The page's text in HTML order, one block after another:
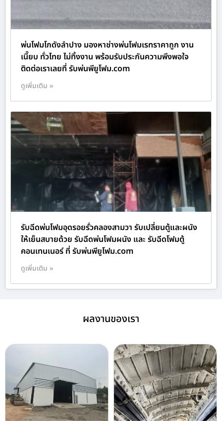
พ่นโฟมโกดังลำปาง มองหาช่างพ่นโฟมเรทราคาถูก งาน
เนี๊ยบ ทั่วไทย ไม่ทิ้งงาน พร้อมรับประกันความพึงพอใจ
ติดต่อเราเลยที่ รับพ่นพียูโฟม.com
ดูเพิ่มเติม »
รับฉีดพ่นโฟมอุดรอยรั่วคลองสามวา รับเปลี่ยนตู้และผนัง
ให้เย็นสบายด้วย รับฉีดพ่นโฟมผนัง และ รับฉีดโฟมตู้
คอนเทนเนอร์ ที่ รับพ่นพียูโฟม.com
ดูเพิ่มเติม »
ผลงานของเรา